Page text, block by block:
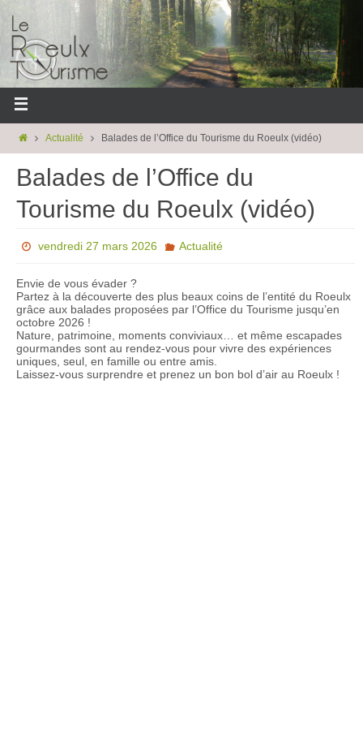
Actualité Balades de l’Office du Tourisme du Roeulx (vidéo)
Balades de l’Office du
Tourisme du Roeulx (vidéo)
vendredi 27 mars 2026 Actualité
Envie de vous évader ?
Partez à la découverte des plus beaux coins de l’entité du Roeulx
grâce aux balades proposées par l’Office du Tourisme jusqu’en
octobre 2026 !
Nature, patrimoine, moments conviviaux… et même escapades
gourmandes sont au rendez-vous pour vivre des expériences
uniques, seul, en famille ou entre amis.
Laissez-vous surprendre et prenez un bon bol d’air au Roeulx !